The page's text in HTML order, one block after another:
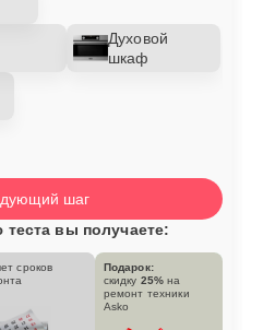
Духовой
шкаф
шаг
вы получаете:
сроков
Подарок:
скидку 25% на
ремонт техники
Asko